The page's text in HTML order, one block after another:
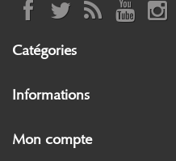
Catégories
Informations
Mon compte